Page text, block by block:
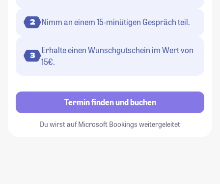
2 Nimm an einem 15-minütigen Gespräch teil.
3
Erhalte einen Wunschgutschein im Wert von
15€.
Termin finden und buchen
Du wirst auf Microsoft Bookings weitergeleitet